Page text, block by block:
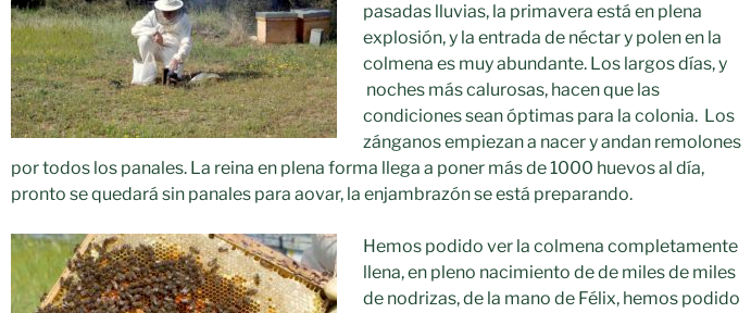
pasadas lluvias, la primavera está en plena
explosión, y la entrada de néctar y polen en la
colmena es muy abundante. Los largos días, y
noches más calurosas, hacen que las
condiciones sean óptimas para la colonia. Los
zánganos empiezan a nacer y andan remolones
por todos los panales. La reina en plena forma llega a poner más de 1000 huevos al día,
pronto se quedará sin panales para aovar, la enjambrazón se está preparando.
Hemos podido ver la colmena completamente
llena, en pleno nacimiento de de miles de miles
de nodrizas, de la mano de Félix, hemos podido